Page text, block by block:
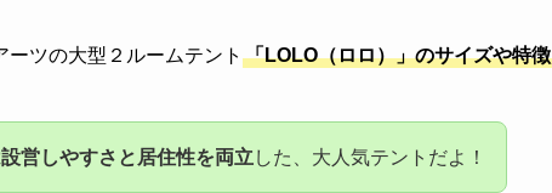
ーツの大型２ルームテント 「LOLO（ロロ）」のサイズや特徴
営しやすさと居住性を両立 した、大人気テントだよ！